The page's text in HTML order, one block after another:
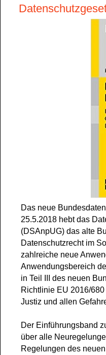
Das neue
25.5.2018 hebt das
(DSAnpUG) das alte
Datenschutzrecht im
zahlreiche neue
Anwendungsbereich
in Teil III des neuen
Richtlinie EU 2016/
Justiz und allen
Der Einführungsband
über alle
Regelungen des